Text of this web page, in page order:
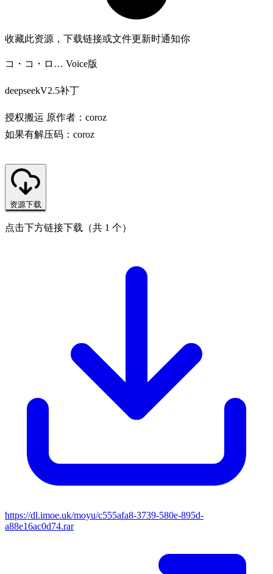
收藏此资源，下载链接或文件更新时通知你
コ・コ・ロ… Voice版
deepseekV2.5补丁
授权搬运 原作者：coroz
如果有解压码：coroz
资源下载
点击下方链接下载（共 1 个）
https://dl.imoe.uk/moyu/c555afa8-3739-580e-895d-
a88e16ac0d74.rar